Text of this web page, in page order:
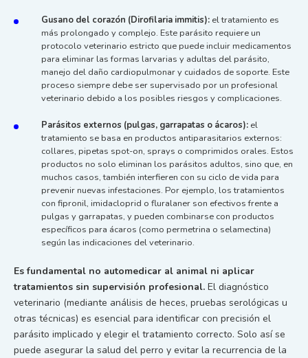
Gusano del corazón (Dirofilaria immitis): el tratamiento es
más prolongado y complejo. Este parásito requiere un
protocolo veterinario estricto que puede incluir medicamentos
para eliminar las formas larvarias y adultas del parásito,
manejo del daño cardiopulmonar y cuidados de soporte. Este
proceso siempre debe ser supervisado por un profesional
veterinario debido a los posibles riesgos y complicaciones.
Parásitos externos (pulgas, garrapatas o ácaros): el
tratamiento se basa en productos antiparasitarios externos:
collares, pipetas spot-on, sprays o comprimidos orales. Estos
productos no solo eliminan los parásitos adultos, sino que, en
muchos casos, también interfieren con su ciclo de vida para
prevenir nuevas infestaciones. Por ejemplo, los tratamientos
con fipronil, imidacloprid o fluralaner son efectivos frente a
pulgas y garrapatas, y pueden combinarse con productos
específicos para ácaros (como permetrina o selamectina)
según las indicaciones del veterinario.
Es fundamental no automedicar al animal ni aplicar
tratamientos sin supervisión profesional. El diagnóstico
veterinario (mediante análisis de heces, pruebas serológicas u
otras técnicas) es esencial para identificar con precisión el
parásito implicado y elegir el tratamiento correcto. Solo así se
puede asegurar la salud del perro y evitar la recurrencia de la